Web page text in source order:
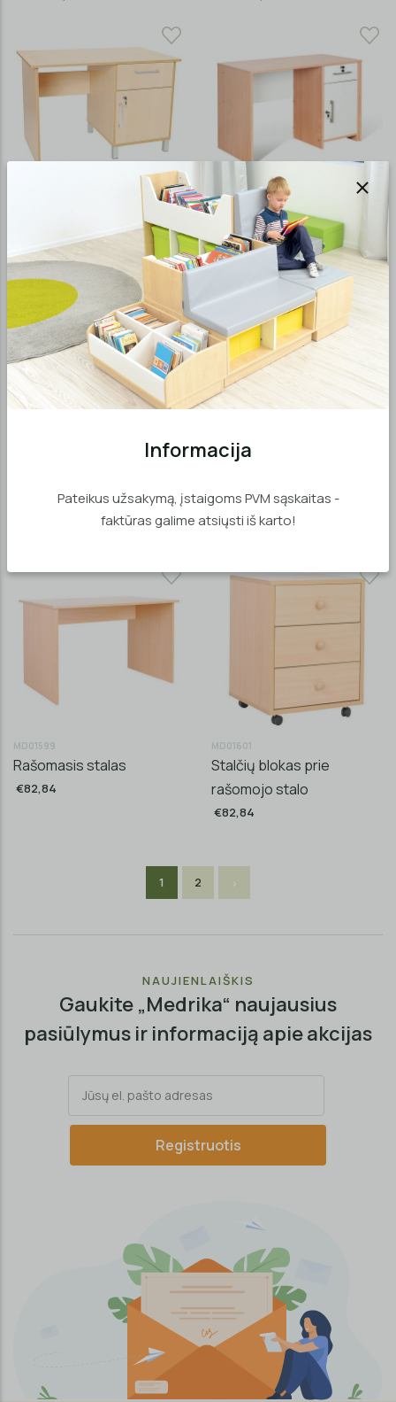
Auklėtojos stalas su
nuo €161,66
Auklėtojos stalas su
spintele
nuo €161,66
spintele ir stalčiais
stalčiais
MD01599
Rašomasis stalas
€82,84
MD01601
Stalčių blokas prie
rašomojo stalo
€82,84
1 2
NAUJIENLAIŠKIS
Gaukite „Medrika“ naujausius
pasiūlymus ir informaciją apie akcijas
Registruotis
Informacija
Pateikus užsakymą, įstaigoms PVM sąskaitas -
faktūras galime atsiųsti iš karto!